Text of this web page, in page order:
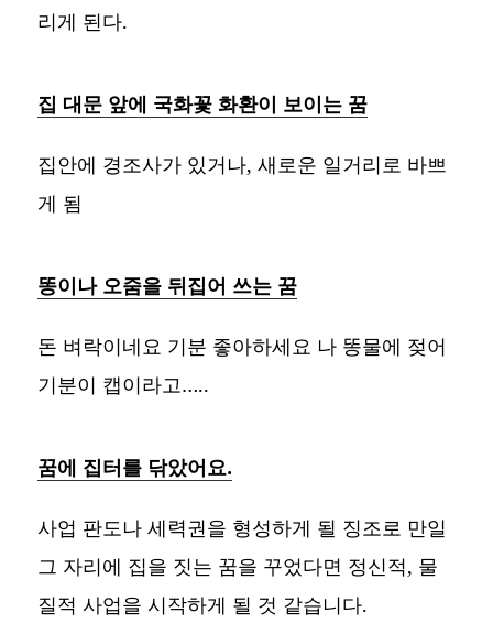
리게 된다.
집 대문 앞에 국화꽃 화환이 보이는 꿈
집안에 경조사가 있거나, 새로운 일거리로 바쁘
게 됨
똥이나 오줌을 뒤집어 쓰는 꿈
돈 벼락이네요 기분 좋아하세요 나 똥물에 젖어
기분이 캡이라고…..
꿈에 집터를 닦았어요.
사업 판도나 세력권을 형성하게 될 징조로 만일
그 자리에 집을 짓는 꿈을 꾸었다면 정신적, 물
질적 사업을 시작하게 될 것 같습니다.